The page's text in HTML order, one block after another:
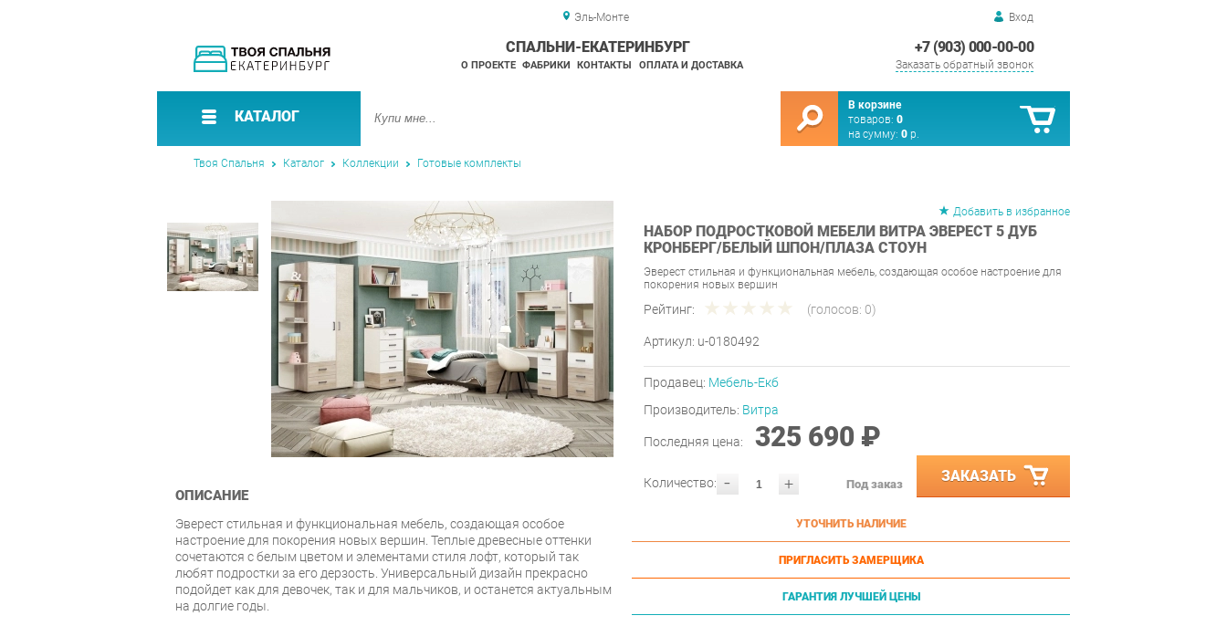
Эль-Монте Вход
+7 (903) 000-00-00
Заказать обратный звонок
СПАЛЬНИ-ЕКАТЕРИНБУРГ
О ПРОЕКТЕ ФАБРИКИ КОНТАКТЫ ОПЛАТА И ДОСТАВКА
КАТАЛОГ
В корзине
товаров: 0
на сумму: 0 р.
Твоя Спальня Каталог Коллекции Готовые комплекты
Добавить в избранное
НАБОР ПОДРОСТКОВОЙ МЕБЕЛИ ВИТРА ЭВЕРЕСТ 5 ДУБ
КРОНБЕРГ/БЕЛЫЙ ШПОН/ПЛАЗА СТОУН
Эверест стильная и функциональная мебель, создающая особое настроение для
покорения новых вершин
Рейтинг: (голосов: 0)
Артикул: u-0180492
Продавец: Мебель-Екб
Производитель: Витра
Последняя цена: 325 690 ₽
- +
Количество: Под заказ ЗАКАЗАТЬ
УТОЧНИТЬ НАЛИЧИЕ
ПРИГЛАСИТЬ ЗАМЕРЩИКА
ГАРАНТИЯ ЛУЧШЕЙ ЦЕНЫ
ОПИСАНИЕ
Эверест стильная и функциональная мебель, создающая особое
настроение для покорения новых вершин. Теплые древесные оттенки
сочетаются с белым цветом и элементами стиля лофт, который так
любят подростки за его дерзость. Универсальный дизайн прекрасно
подойдет как для девочек, так и для мальчиков, и останется актуальным
на долгие годы.